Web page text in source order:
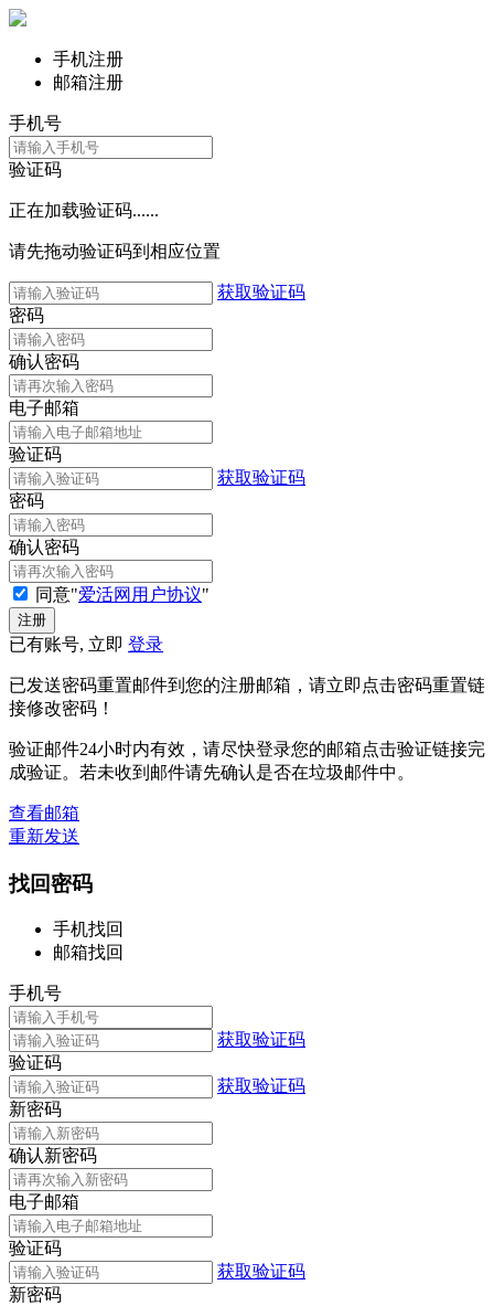
手机注册
邮箱注册
手机号
验证码
正在加载验证码......
请先拖动验证码到相应位置
获取验证码
密码
确认密码
电子邮箱
验证码
获取验证码
密码
确认密码
同意"爱活网用户协议"
已有账号, 立即 登录
已发送密码重置邮件到您的注册邮箱，请立即点击密码重置链
接修改密码！
验证邮件24小时内有效，请尽快登录您的邮箱点击验证链接完
成验证。若未收到邮件请先确认是否在垃圾邮件中。
查看邮箱
重新发送
找回密码
手机找回
邮箱找回
手机号
获取验证码
验证码
获取验证码
新密码
确认新密码
电子邮箱
验证码
获取验证码
新密码